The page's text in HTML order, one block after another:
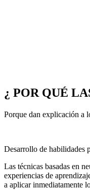
¿ POR QUÉ
Porque dan explicación a
Desarrollo de habilidades
Las técnicas basadas en
experiencias de
a aplicar inmediatamente